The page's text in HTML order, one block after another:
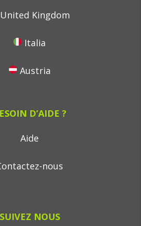
United Kingdom
Italia
Austria
D’AIDE ?
Aide
nous
SUIVEZ NOUS